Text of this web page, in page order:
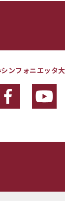
ンフォニエッタ